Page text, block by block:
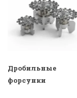
Дробильные
форсунки